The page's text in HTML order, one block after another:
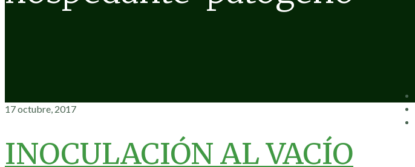
17 octubre, 2017
INOCULACIÓN AL VACÍO